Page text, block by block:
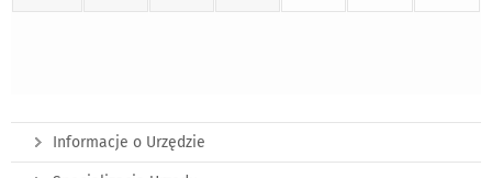
Informacje o Urzędzie